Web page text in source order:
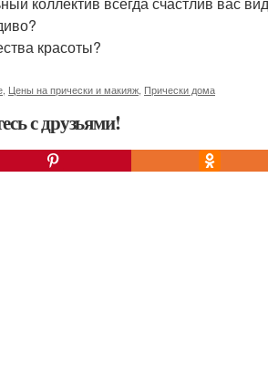
красоты?
Цены на прически и макияж Прически дома
с друзьями!